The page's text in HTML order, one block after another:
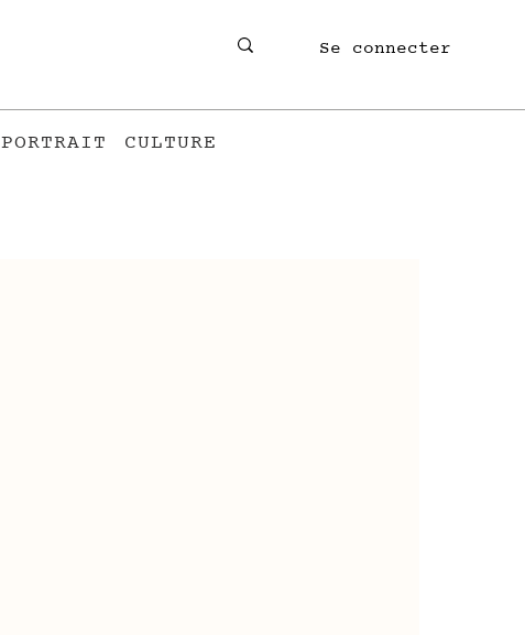
Se connecter
PORTRAIT CULTURE